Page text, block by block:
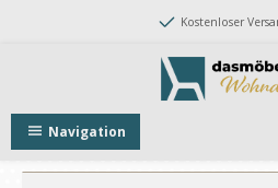
Zum Hauptinhalt springenKostenloser
Navigation